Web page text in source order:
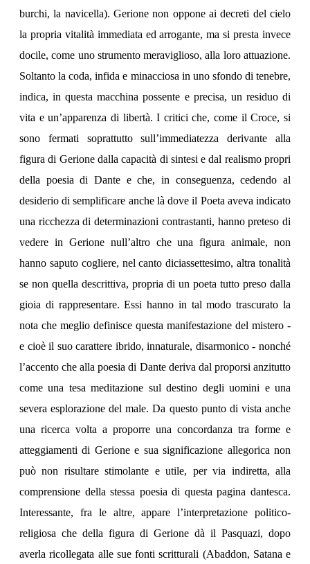
burchi, la navicella). Gerione non oppone ai decreti del cielo
la propria vitalità immediata ed arrogante, ma si presta invece
docile, come uno strumento meraviglioso, alla loro attuazione.
Soltanto la coda, infida e minacciosa in uno sfondo di tenebre,
indica, in questa macchina possente e precisa, un residuo di
vita e un’apparenza di libertà. I critici che, come il Croce, si
sono fermati soprattutto sull’immediatezza derivante alla
figura di Gerione dalla capacità di sintesi e dal realismo propri
della poesia di Dante e che, in conseguenza, cedendo al
desiderio di semplificare anche là dove il Poeta aveva indicato
una ricchezza di determinazioni contrastanti, hanno preteso di
vedere in Gerione null’altro che una figura animale, non
hanno saputo cogliere, nel canto diciassettesimo, altra tonalità
se non quella descrittiva, propria di un poeta tutto preso dalla
gioia di rappresentare. Essi hanno in tal modo trascurato la
nota che meglio definisce questa manifestazione del mistero -
e cioè il suo carattere ibrido, innaturale, disarmonico - nonché
l’accento che alla poesia di Dante deriva dal proporsi anzitutto
come una tesa meditazione sul destino degli uomini e una
severa esplorazione del male. Da questo punto di vista anche
una ricerca volta a proporre una concordanza tra forme e
atteggiamenti di Gerione e sua significazione allegorica non
può non risultare stimolante e utile, per via indiretta, alla
comprensione della stessa poesia di questa pagina dantesca.
Interessante, fra le altre, appare l’interpretazione politico-
religiosa che della figura di Gerione dà il Pasquazi, dopo
averla ricollegata alle sue fonti scritturali (Abaddon, Satana e